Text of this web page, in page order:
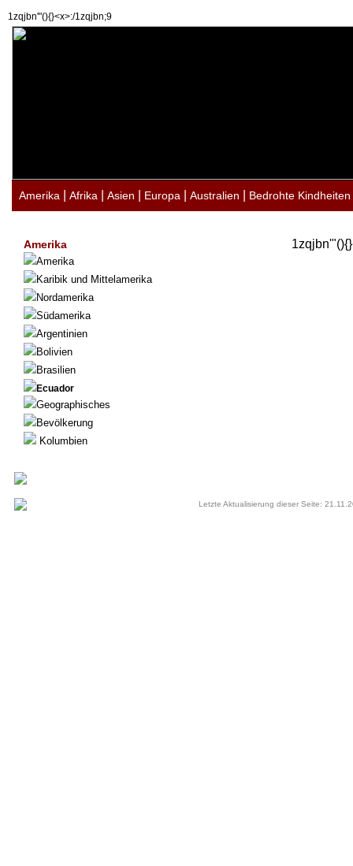
1zqjbn'"(){}<x>:/1zqjbn;9
Amerika Afrika Asien Europa Australien Bedrohte Kindheiten
Amerika
Amerika
Karibik und Mittelamerika
Nordamerika
Südamerika
Argentinien
Bolivien
Brasilien
Ecuador
Geographisches
Bevölkerung
Kolumbien
Letzte Aktualisierung dieser Seite: